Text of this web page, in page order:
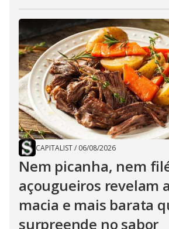
CAPITALIST/ 06/08/2026
Nem picanha, nem
açougueiros revelam
macia e mais barata
surpreende no sabor